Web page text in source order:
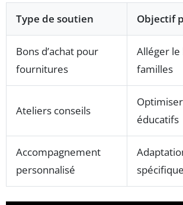
Type de soutien Objectif
Bons d’achat pour
fournitures
Alléger
familles
Ateliers conseils
éducatifs
Accompagnement
personnalisé